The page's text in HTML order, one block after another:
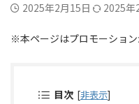
2025年2月15日 2025年
※本ページはプロモーション
目次 [非表示]